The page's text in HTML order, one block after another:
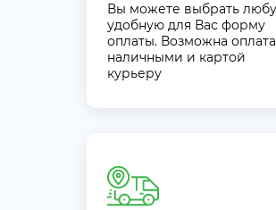
Вы можете выбрать
удобную для Вас форму
оплаты. Возможна оплата
наличными и картой
курьеру